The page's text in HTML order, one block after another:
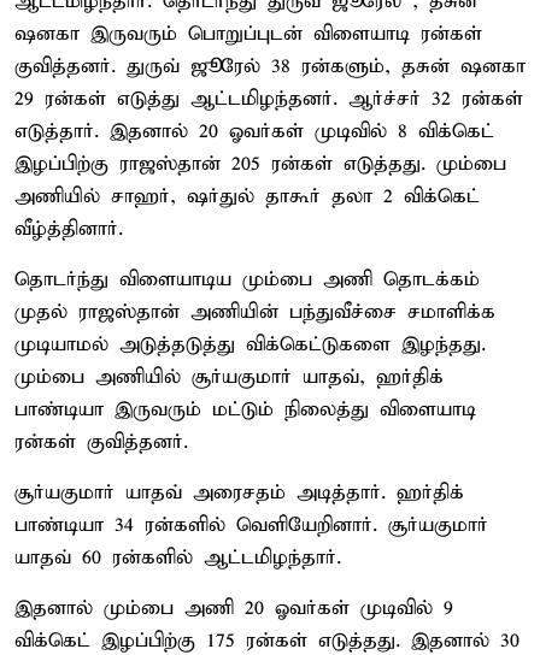
ஷனகா இருவரும் பொறுப்புடன் விளையாடி ரன்கள்
குவித்தனர். துருவ் ஜூரேல் 38 ரன்களும், தசுன் ஷனகா
29 ரன்கள் எடுத்து ஆட்டமிழந்தனர். ஆர்ச்சர் 32 ரன்கள்
எடுத்தார். இதனால் 20 ஓவர்கள் முடிவில் 8 விக்கெட்
இழப்பிற்கு ராஜஸ்தான் 205 ரன்கள் எடுத்தது. மும்பை
அணியில் சாஹர், ஷர்துல் தாகூர் தலா 2 விக்கெட்
வீழ்த்தினார்.
தொடர்ந்து விளையாடிய மும்பை அணி தொடக்கம்
முதல் ராஜஸ்தான் அணியின் பந்துவீச்சை சமாளிக்க
முடியாமல் அடுத்தடுத்து விக்கெட்டுகளை இழந்தது.
மும்பை அணியில் சூர்யகுமார் யாதவ், ஹர்திக்
பாண்டியா இருவரும் மட்டும் நிலைத்து விளையாடி
ரன்கள் குவித்தனர்.
சூர்யகுமார் யாதவ் அரைசதம் அடித்தார். ஹர்திக்
பாண்டியா 34 ரன்களில் வெளியேறினார். சூர்யகுமார்
யாதவ் 60 ரன்களில் ஆட்டமிழந்தார்.
இதனால் மும்பை அணி 20 ஓவர்கள் முடிவில் 9
விக்கெட் இழப்பிற்கு 175 ரன்கள் எடுத்தது. இதனால் 30